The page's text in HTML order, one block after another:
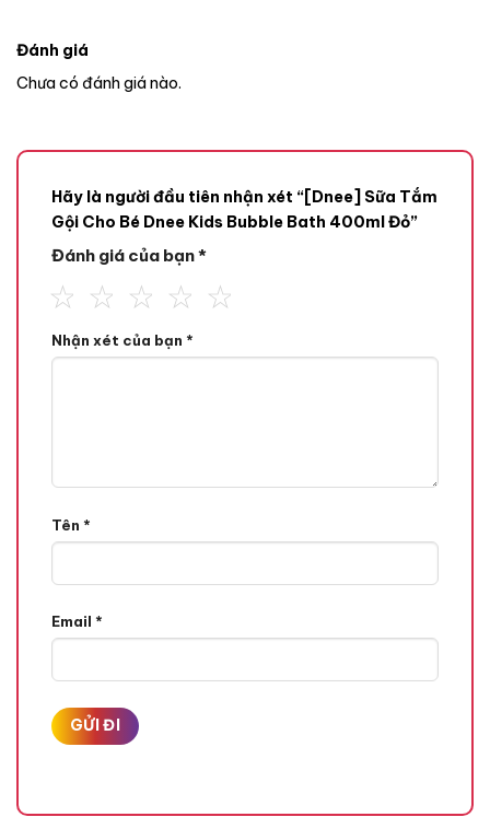
Đánh giá
Chưa có đánh giá nào.
Hãy là người đầu tiên nhận xét “[Dnee] Sữa Tắm
Gội Cho Bé Dnee Kids Bubble Bath 400ml Đỏ”
Đánh giá của bạn*
Nhận xét của bạn *
Tên *
Email *